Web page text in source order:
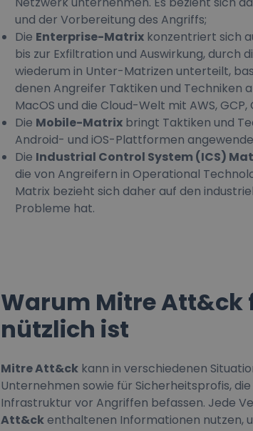
und der Vorbereitung des Angriffs;
Die Enterprise-Matrix konzentriert sich
bis zur Exfiltration und Auswirkung, durch
wiederum in Unter-Matrizen unterteilt,
denen Angreifer Taktiken und Techniken
MacOS und die Cloud-Welt mit AWS,
Die Mobile-Matrix bringt Taktiken und
Android- und iOS-Plattformen
Die Industrial Control System (ICS)
die von Angreifern in Operational
Matrix bezieht sich daher auf den
Probleme hat.
Warum Mitre Att&ck
nützlich ist
Mitre Att&ck kann in verschiedenen
Unternehmen sowie für Sicherheitsprofis,
Infrastruktur vor Angriffen befassen. Jede
Att&ckenthaltenen Informationen nutzen,